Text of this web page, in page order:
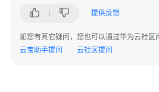
绍
提供反馈
如您有其它疑问，您也可以通过华为云社区
云宝助手提问
云社区提问